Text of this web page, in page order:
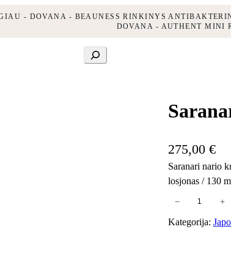
- DOVANA - BEAUNESS RINKINYS
DOVANA - AUTHENT MINI
Ieškoti
275,00 €
Saranari nario
losjonas / 130
o
− +
Kategorija: